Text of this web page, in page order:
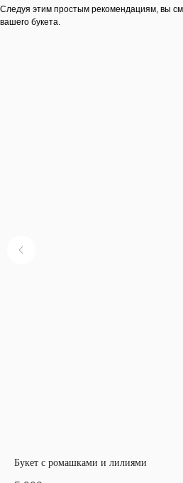
Следуя этим простым рекомендациям, вы
вашего букета.
Букет с ромашками и лилиями